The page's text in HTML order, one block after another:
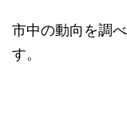
市中の動向を調
す。